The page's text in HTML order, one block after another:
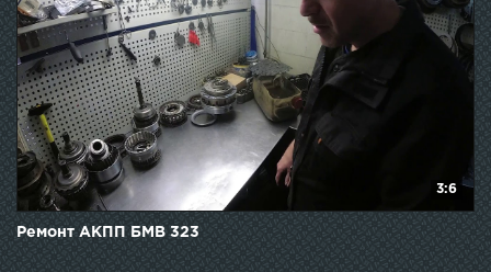
3:6
Ремонт АКПП БМВ 323